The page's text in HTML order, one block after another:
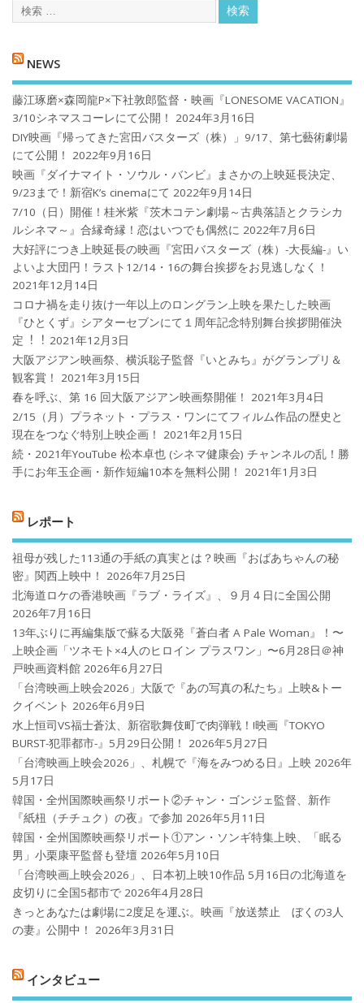
NEWS
藤江琢磨×森岡龍P×下社敦郎監督・映画『LONESOME VACATION』
3/10シネマスコーレにて公開！
2024年3月16日
DIY映画『帰ってきた宮田バスターズ（株）」9/17、第七藝術劇場
にて公開！
2022年9月16日
映画『ダイナマイト・ソウル・バンビ』まさかの上映延長決定、
9/23まで！新宿K’s cinemaにて 2022年9月14日
7/10（日）開催！桂米紫『茨木コテン劇場～古典落語とクラシカ
ルシネマ～』合縁奇縁！恋はいつでも偶然に 2022年7月6日
大好評につき上映延長の映画『宮田バスターズ（株）-大長編-』い
よいよ大団円！ラスト12/14・16の舞台挨拶をお見逃しなく！
2021年12月14日
コロナ禍を⾛り抜け⼀年以上のロングラン上映を果たした映画
『ひとくず』シアターセブンにて１周年記念特別舞台挨拶開催決
定︕︕ 2021年12月3日
大阪アジアン映画祭、横浜聡子監督『いとみち』がグランプリ＆
観客賞！
2021年3月15日
春を呼ぶ、第 16 回大阪アジアン映画祭開催！
2021年3月4日
2/15（月）プラネット・プラス・ワンにてフィルム作品の歴史と
現在をつなぐ特別上映企画！
2021年2月15日
続・2021年YouTube 松本卓也 (シネマ健康会) チャンネルの乱！勝
手にお年玉企画・新作短編10本を無料公開！
2021年1月3日
レポート
祖母が残した113通の手紙の真実とは？映画『おばあちゃんの秘
密』関西上映中！
2026年7月25日
北海道ロケの香港映画『ラブ・ライズ』、９月４日に全国公開
2026年7月16日
13年ぶりに再編集版で蘇る大阪発『蒼白者 A Pale Woman』！〜
上映企画「ツネモト×4人のヒロイン プラスワン」〜6月28日＠神
戸映画資料館 2026年6月27日
「台湾映画上映会2026」大阪で『あの写真の私たち』上映&トー
クイベント 2026年6月9日
水上恒司VS福士蒼汰、新宿歌舞伎町で肉弾戦！!映画『TOKYO
BURST-犯罪都市-』5月29日公開！
2026年5月27日
「台湾映画上映会2026」、札幌で『海をみつめる日』上映 2026年
5月17日
韓国・全州国際映画祭リポート②チャン・ゴンジェ監督、新作
『紙杻（チチュク）の夜』で参加 2026年5月11日
韓国・全州国際映画祭リポート①アン・ソンギ特集上映、「眠る
男」小栗康平監督も登壇 2026年5月10日
「台湾映画上映会2026」、日本初上映10作品 5月16日の北海道を
皮切りに全国5都市で 2026年4月28日
きっとあなたは劇場に2度足を運ぶ。映画『放送禁止 ぼくの3人
の妻』公開中！
2026年3月31日
インタビュー